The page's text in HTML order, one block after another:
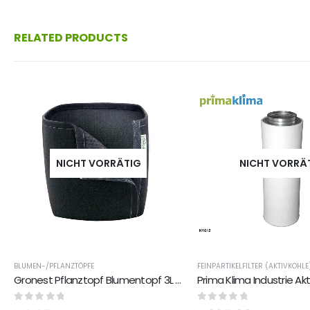
RELATED PRODUCTS
NICHT VORRÄTIG
BLUMEN-/PFLANZTÖPFE
Gronest Pflanztopf Blumentopf 3L aus Vließstoff recyclingmaterial mit Klettverschluss
NICHT
FEINPARTIKELFILTER